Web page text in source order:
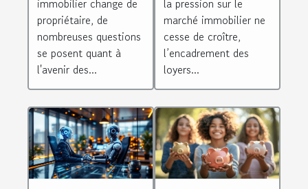
location
existants ?
immobilier change de
propriétaire, de
nombreuses questions
se posent quant à
l'avenir des...
résidentielle ?
la pression sur le
marché immobilier ne
cesse de croître,
l’encadrement des
loyers...